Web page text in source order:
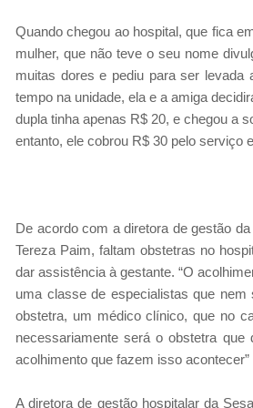
Quando chegou ao hospital, que fica
mulher, que não teve o seu nome
muitas dores e pediu para ser levada
tempo na unidade, ela e a amiga
dupla tinha apenas R$ 20, e chegou a
entanto, ele cobrou R$ 30 pelo serviço
De acordo com a diretora de gestão
Tereza Paim, faltam obstetras no
dar assistência à gestante. “O
uma classe de especialistas que
obstetra, um médico clínico, que no
necessariamente será o obstetra
acolhimento que fazem isso
A diretora de gestão hospitalar da